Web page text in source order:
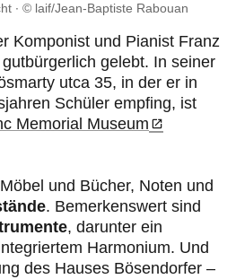
© laif/Jean-Baptiste Rabouan
Komponist und Pianist Franz
gelebt. In seiner
utca 35, in der er in
Schüler empfing, ist
Memorial Museum
und Bücher, Noten und
. Bemerkenswert sind
, darunter ein
Harmonium. Und
des Hauses Bösendorfer –